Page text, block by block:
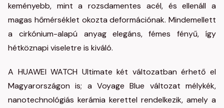
keményebb, mint a rozsdamentes acél, és ellenáll a
magas hőmérséklet okozta deformációnak. Mindemellett
a cirkónium-alapú anyag elegáns, fémes fényű, így
hétköznapi viseletre is kiváló.
A HUAWEI WATCH Ultimate két változatban érhető el
Magyarországon is; a Voyage Blue változat mélykék,
nanotechnológiás kerámia kerettel rendelkezik, amely a